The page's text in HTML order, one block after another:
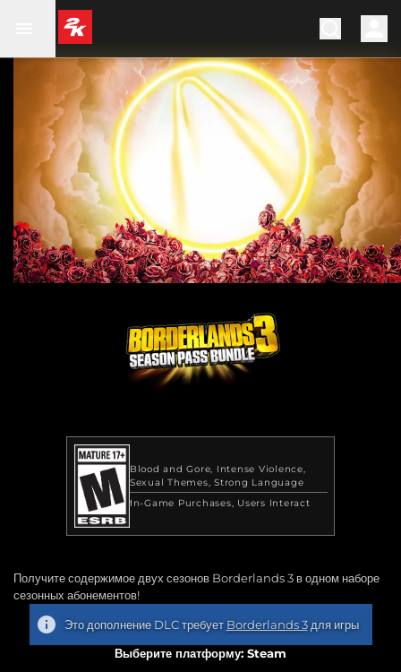
Blood and Gore Intense Violence
Sexual Themes Strong Language
In-Game Purchases
Users Interact
Получите содержимое двух сезонов Borderlands 3 в одном наборе
сезонных абонементов!
Это дополнение DLC требует Borderlands 3для игры
Выберите платформу: Steam